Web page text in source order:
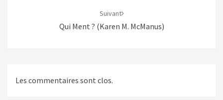
Suivant
Qui Ment ? (Karen M. McManus)
Les commentaires sont clos.